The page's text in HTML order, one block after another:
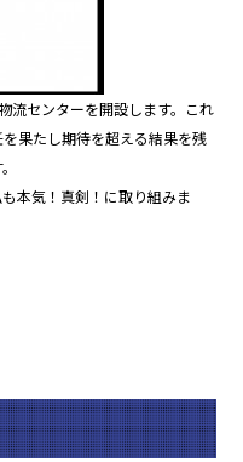
流センターを開設します。これ
果たし期待を超える結果を残
本気！真剣！に取り組みま